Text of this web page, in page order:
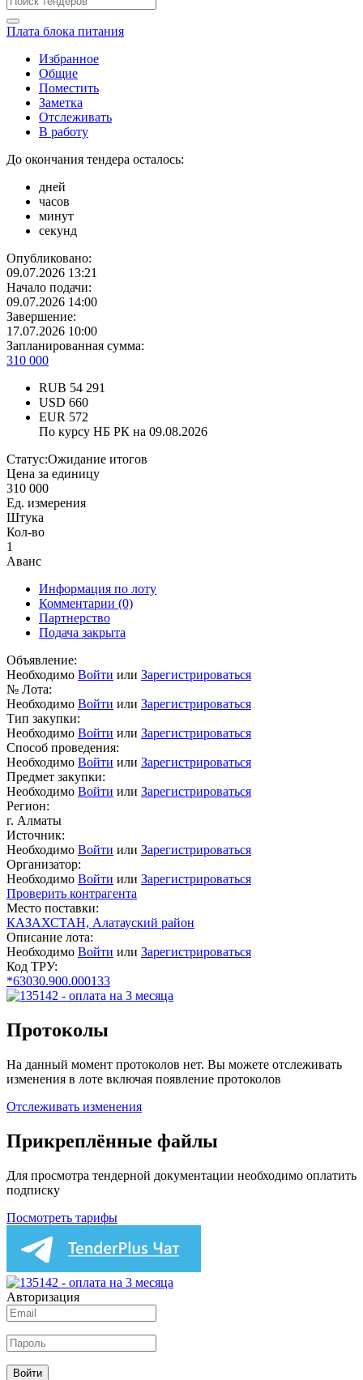
Плата блока питания
Избранное
Общие
Поместить
Заметка
Отслеживать
В работу
До окончания тендера осталось:
дней
часов
минут
секунд
Опубликовано:
09.07.2026 13:21
Начало подачи:
09.07.2026 14:00
Завершение:
17.07.2026 10:00
Запланированная сумма:
310 000
RUB 54 291
USD 660
EUR 572
По курсу НБ РК на 09.08.2026
Статус:Ожидание итогов
Цена за единицу
310 000
Ед. измерения
Штука
Кол-во
1
Аванс
Информация по лоту
Комментарии (0)
Партнерство
Подача закрыта
Объявление:
Необходимо Войти или Зарегистрироваться
№ Лота:
Необходимо Войти или Зарегистрироваться
Тип закупки:
Необходимо Войти или Зарегистрироваться
Способ проведения:
Необходимо Войти или Зарегистрироваться
Предмет закупки:
Необходимо Войти или Зарегистрироваться
Регион:
г. Алматы
Источник:
Необходимо Войти или Зарегистрироваться
Организатор:
Необходимо Войти или Зарегистрироваться
Проверить контрагента
Место поставки:
КАЗАХСТАН, Алатауский район
Описание лота:
Необходимо Войти или Зарегистрироваться
Код ТРУ:
*63030.900.000133
Протоколы
На данный момент протоколов нет. Вы можете отслеживать
изменения в лоте включая появление протоколов
Отслеживать изменения
Прикреплённые файлы
Для просмотра тендерной документации необходимо оплатить
подписку
Посмотреть тарифы
Авторизация
Войти